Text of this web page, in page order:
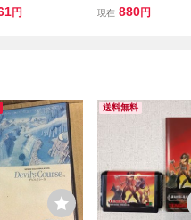
ドライブ MD
円
ザーズ メガドライ
現在 880円
送料無料